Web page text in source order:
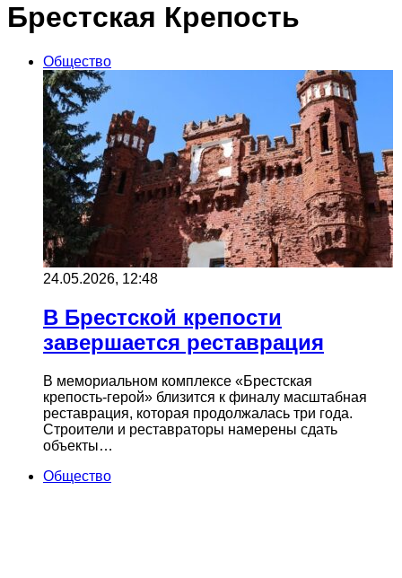
Брестская Крепость
Общество
24.05.2026, 12:48
В Брестской крепости
завершается реставрация
В мемориальном комплексе «Брестская
крепость‑герой» близится к финалу масштабная
реставрация, которая продолжалась три года.
Строители и реставраторы намерены сдать
объекты…
Общество